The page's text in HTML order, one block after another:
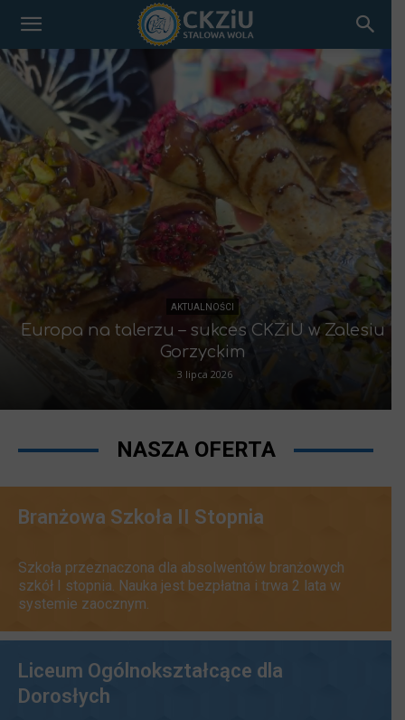
AKTUALNOŚCI
Europa na talerzu – sukces CKZiU w Zalesiu
Gorzyckim
3 lipca 2026
NASZA OFERTA
Branżowa Szkoła II Stopnia
Szkoła przeznaczona dla absolwentów branżowych
szkół I stopnia. Nauka jest bezpłatna i trwa 2 lata w
systemie zaocznym.
Liceum Ogólnokształcące dla
Dorosłych